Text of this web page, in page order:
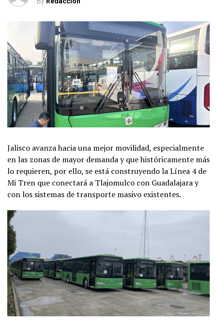
Jalisco avanza hacia una mejor movilidad, especialmente
en las zonas de mayor demanda y que históricamente más
lo requieren, por ello, se está construyendo la Línea 4 de
Mi Tren que conectará a Tlajomulco con Guadalajara y
con los sistemas de transporte masivo existentes.